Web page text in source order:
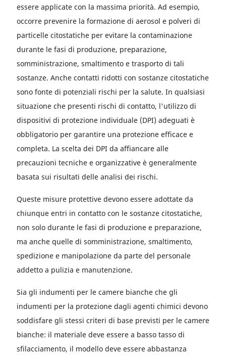
essere applicate con la massima priorità. Ad esempio,
occorre prevenire la formazione di aerosol e polveri di
particelle citostatiche per evitare la contaminazione
durante le fasi di produzione, preparazione,
somministrazione, smaltimento e trasporto di tali
sostanze. Anche contatti ridotti con sostanze citostatiche
sono fonte di potenziali rischi per la salute. In qualsiasi
situazione che presenti rischi di contatto, l'utilizzo di
dispositivi di protezione individuale (DPI) adeguati è
obbligatorio per garantire una protezione efficace e
completa. La scelta dei DPI da affiancare alle
precauzioni tecniche e organizzative è generalmente
basata sui risultati delle analisi dei rischi.
Queste misure protettive devono essere adottate da
chiunque entri in contatto con le sostanze citostatiche,
non solo durante le fasi di produzione e preparazione,
ma anche quelle di somministrazione, smaltimento,
spedizione e manipolazione da parte del personale
addetto a pulizia e manutenzione.
Sia gli indumenti per le camere bianche che gli
indumenti per la protezione dagli agenti chimici devono
soddisfare gli stessi criteri di base previsti per le camere
bianche: il materiale deve essere a basso tasso di
sfilacciamento, il modello deve essere abbastanza